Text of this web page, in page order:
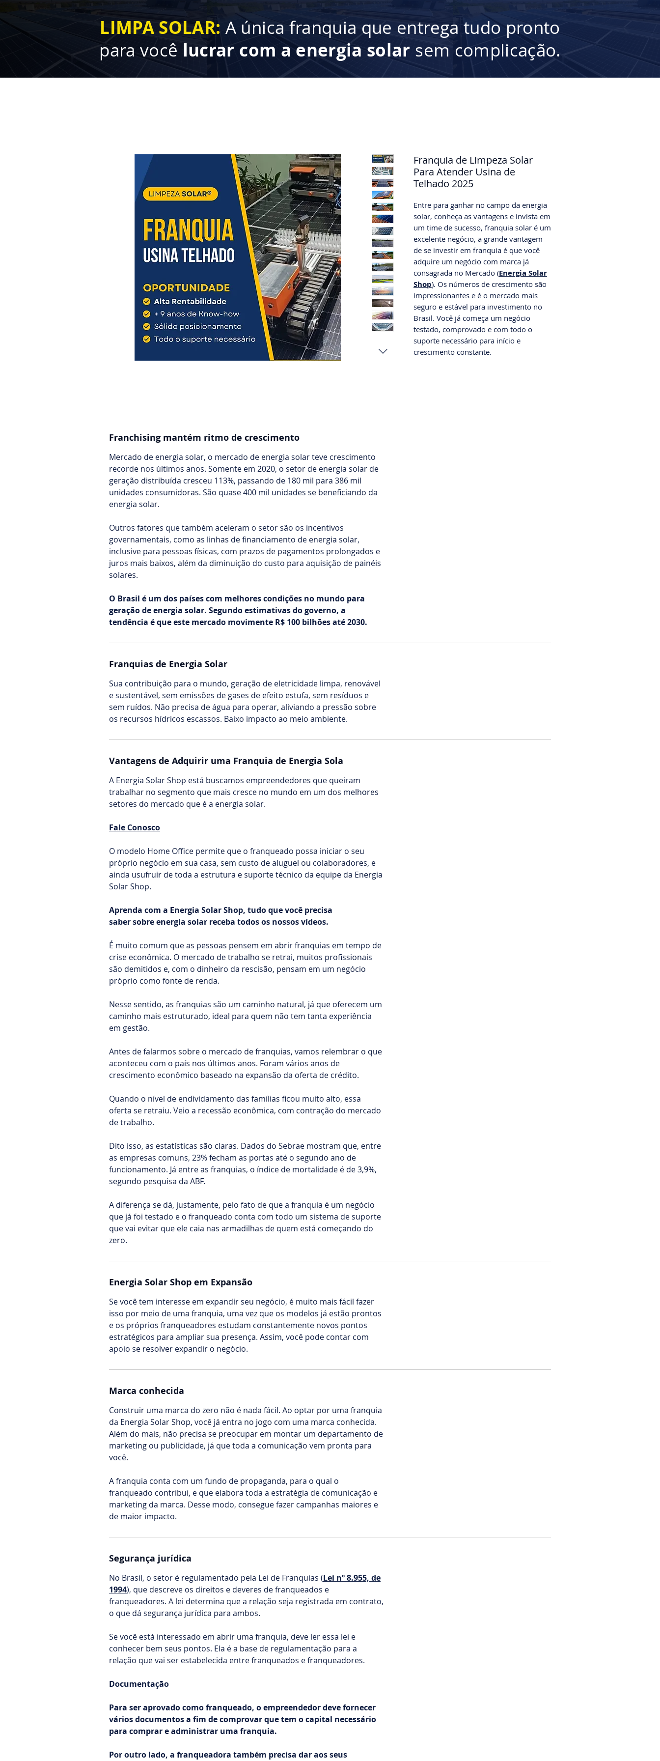
LIMPA SOLAR: A única franquia que entrega tudo pronto
para você lucrar com a energia solar sem complicação.
Franquia de Limpeza Solar
Para Atender Usina de
Telhado 2025
Entre para ganhar no campo da energia
solar, conheça as vantagens e invista em
um time de sucesso, franquia solar é um
excelente negócio, a grande vantagem
de se investir em franquia é que você
adquire um negócio com marca já
consagrada no Mercado (Energia Solar
Shop). Os números de crescimento são
impressionantes e é o mercado mais
seguro e estável para investimento no
Brasil. Você já começa um negócio
testado, comprovado e com todo o
suporte necessário para início e
crescimento constante.
Franchising mantém ritmo de crescimento
Mercado de energia solar, o mercado de energia solar teve crescimento
recorde nos últimos anos. Somente em 2020, o setor de energia solar de
geração distribuída cresceu 113%, passando de 180 mil para 386 mil
unidades consumidoras. São quase 400 mil unidades se beneficiando da
energia solar.
Outros fatores que também aceleram o setor são os incentivos
governamentais, como as linhas de financiamento de energia solar,
inclusive para pessoas físicas, com prazos de pagamentos prolongados e
juros mais baixos, além da diminuição do custo para aquisição de painéis
solares.
O Brasil é um dos países com melhores condições no mundo para
geração de energia solar. Segundo estimativas do governo, a
tendência é que este mercado movimente R$ 100 bilhões até 2030.
Franquias de Energia Solar
Sua contribuição para o mundo, geração de eletricidade limpa, renovável
e sustentável, sem emissões de gases de efeito estufa, sem resíduos e
sem ruídos. Não precisa de água para operar, aliviando a pressão sobre
os recursos hídricos escassos. Baixo impacto ao meio ambiente.
Vantagens de Adquirir uma Franquia de Energia Sola
A Energia Solar Shop está buscamos empreendedores que queiram
trabalhar no segmento que mais cresce no mundo em um dos melhores
setores do mercado que é a energia solar.
Fale Conosco
O modelo Home Office permite que o franqueado possa iniciar o seu
próprio negócio em sua casa, sem custo de aluguel ou colaboradores, e
ainda usufruir de toda a estrutura e suporte técnico da equipe da Energia
Solar Shop.
Aprenda com a Energia Solar Shop, tudo que você precisa
saber sobre energia solar receba todos os nossos vídeos.
É muito comum que as pessoas pensem em abrir franquias em tempo de
crise econômica. O mercado de trabalho se retrai, muitos profissionais
são demitidos e, com o dinheiro da rescisão, pensam em um negócio
próprio como fonte de renda.
Nesse sentido, as franquias são um caminho natural, já que oferecem um
caminho mais estruturado, ideal para quem não tem tanta experiência
em gestão.
Antes de falarmos sobre o mercado de franquias, vamos relembrar o que
aconteceu com o país nos últimos anos. Foram vários anos de
crescimento econômico baseado na expansão da oferta de crédito.
Quando o nível de endividamento das famílias ficou muito alto, essa
oferta se retraiu. Veio a recessão econômica, com contração do mercado
de trabalho.
Dito isso, as estatísticas são claras. Dados do Sebrae mostram que, entre
as empresas comuns, 23% fecham as portas até o segundo ano de
funcionamento. Já entre as franquias, o índice de mortalidade é de 3,9%,
segundo pesquisa da ABF.
A diferença se dá, justamente, pelo fato de que a franquia é um negócio
que já foi testado e o franqueado conta com todo um sistema de suporte
que vai evitar que ele caia nas armadilhas de quem está começando do
zero.
Energia Solar Shop em Expansão
Se você tem interesse em expandir seu negócio, é muito mais fácil fazer
isso por meio de uma franquia, uma vez que os modelos já estão prontos
e os próprios franqueadores estudam constantemente novos pontos
estratégicos para ampliar sua presença. Assim, você pode contar com
apoio se resolver expandir o negócio.
Marca conhecida
Construir uma marca do zero não é nada fácil. Ao optar por uma franquia
da Energia Solar Shop, você já entra no jogo com uma marca conhecida.
Além do mais, não precisa se preocupar em montar um departamento de
marketing ou publicidade, já que toda a comunicação vem pronta para
você.
A franquia conta com um fundo de propaganda, para o qual o
franqueado contribui, e que elabora toda a estratégia de comunicação e
marketing da marca. Desse modo, consegue fazer campanhas maiores e
de maior impacto.
Segurança jurídica
No Brasil, o setor é regulamentado pela Lei de Franquias (Lei nº 8.955, de
1994), que descreve os direitos e deveres de franqueados e
franqueadores. A lei determina que a relação seja registrada em contrato,
o que dá segurança jurídica para ambos.
Se você está interessado em abrir uma franquia, deve ler essa lei e
conhecer bem seus pontos. Ela é a base de regulamentação para a
relação que vai ser estabelecida entre franqueados e franqueadores.
Documentação
Para ser aprovado como franqueado, o empreendedor deve fornecer
vários documentos a fim de comprovar que tem o capital necessário
para comprar e administrar uma franquia.
Por outro lado, a franqueadora também precisa dar aos seus